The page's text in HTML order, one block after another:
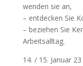
wenden sie an,
– entdecken Sie
– beziehen Sie
Arbeitsalltag.
14. / 15. Januar 23